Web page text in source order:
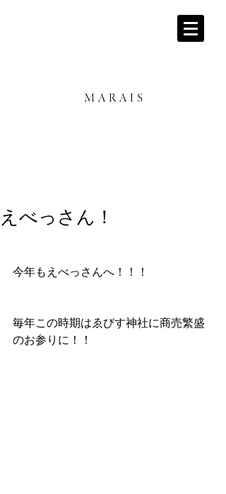
えべっさん！
今年もえべっさんへ！！！
毎年この時期はゑびす神社に商売繁盛
のお参りに！！